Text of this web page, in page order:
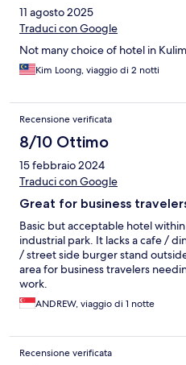
11 agosto 2025
Traduci con Google
Not many choice of hotel in
Kim Loong, viaggio di 2 notti
Recensione verificata
8/10 Ottimo
15 febbraio 2024
Traduci con Google
Great for business
Basic but acceptable hotel
industrial park. It lacks a cafe /
/ street side burger stand
area for business travelers
work.
ANDREW, viaggio di 1 notte
Recensione verificata